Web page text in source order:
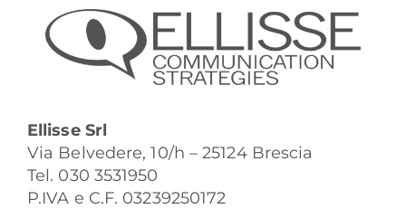
Ellisse Srl
Via Belvedere, 10/h – 25124 Brescia
Tel. 030 3531950
P.IVA e C.F. 03239250172